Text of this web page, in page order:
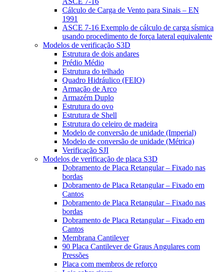
Cálculo de Carga de Vento para Sinais – EN
1991
ASCE 7-16 Exemplo de cálculo de carga sísmica
usando procedimento de força lateral equivalente
Modelos de verificação S3D
Estrutura de dois andares
Prédio Médio
Estrutura do telhado
Quadro Hidráulico (FEIO)
Armação de Arco
Armazém Duplo
Estrutura do ovo
Estrutura de Shell
Estrutura do celeiro de madeira
Modelo de conversão de unidade (Imperial)
Modelo de conversão de unidade (Métrica)
Verificação SJI
Modelos de verificação de placa S3D
Dobramento de Placa Retangular – Fixado nas
bordas
Dobramento de Placa Retangular – Fixado em
Cantos
Dobramento de Placa Retangular – Fixado nas
bordas
Dobramento de Placa Retangular – Fixado em
Cantos
Membrana Cantilever
90 Placa Cantilever de Graus Angulares com
Pressões
Placa com membros de reforço